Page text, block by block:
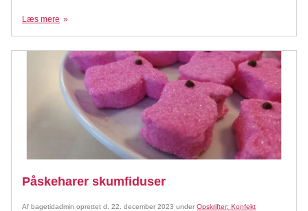
Læs mere
Påskeharer skumfiduser
Af bagetidadmin oprettet d. 22. december 2023 under Opskrifter: Konfekt